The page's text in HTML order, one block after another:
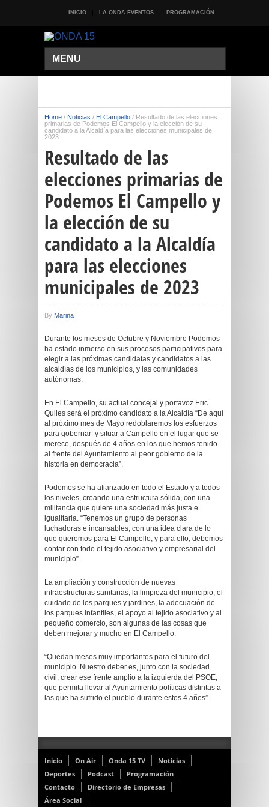
INICIO LA ONDA EVENTOS PROGRAMACIÓN
MENU
Home / Noticias / El Campello / Resultado de las elecciones
primarias de Podemos El Campello y la elección de su
candidato a la Alcaldía para las elecciones municipales de
2023
Resultado de las
elecciones primarias de
Podemos El Campello y
la elección de su
candidato a la Alcaldía
para las elecciones
municipales de 2023
By Marina
Durante los meses de Octubre y Noviembre Podemos
ha estado inmerso en sus procesos participativos para
elegir a las próximas candidatas y candidatos a las
alcaldías de los municipios, y las comunidades
autónomas.
En El Campello, su actual concejal y portavoz Eric
Quiles será el próximo candidato a la Alcaldía “De aquí
al próximo mes de Mayo redoblaremos los esfuerzos
para gobernar y situar a Campello en el lugar que se
merece, después de 4 años en los que hemos tenido
al frente del Ayuntamiento al peor gobierno de la
historia en democracia”.
Podemos se ha afianzado en todo el Estado y a todos
los niveles, creando una estructura sólida, con una
militancia que quiere una sociedad más justa e
igualitaria. “Tenemos un grupo de personas
luchadoras e incansables, con una idea clara de lo
que queremos para El Campello, y para ello, debemos
contar con todo el tejido asociativo y empresarial del
municipio”
La ampliación y construcción de nuevas
infraestructuras sanitarias, la limpieza del municipio, el
cuidado de los parques y jardines, la adecuación de
los parques infantiles, el apoyo al tejido asociativo y al
pequeño comercio, son algunas de las cosas que
deben mejorar y mucho en El Campello.
“Quedan meses muy importantes para el futuro del
municipio. Nuestro deber es, junto con la sociedad
civil, crear ese frente amplio a la izquierda del PSOE,
que permita llevar al Ayuntamiento políticas distintas a
las que ha sufrido el pueblo durante estos 4 años”.
Inicio On Air Onda 15 TV
Noticias
Deportes
Podcast
Programación
Contacto
Directorio de Empresas
Área Social